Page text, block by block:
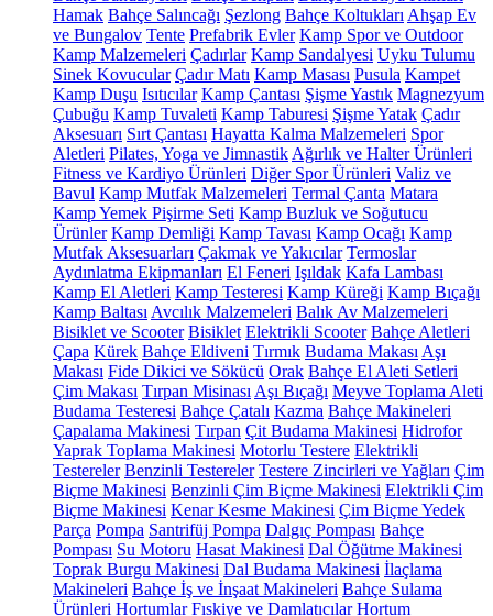
Hamak Bahçe Salıncağı Şezlong Bahçe Koltukları Ahşap Ev
ve Bungalov Tente Prefabrik Evler Kamp Spor ve Outdoor
Kamp Malzemeleri Çadırlar Kamp Sandalyesi Uyku Tulumu
Sinek Kovucular Çadır Matı Kamp Masası Pusula Kampet
Kamp Duşu Isıtıcılar Kamp Çantası Şişme Yastık Magnezyum
Çubuğu Kamp Tuvaleti Kamp Taburesi Şişme Yatak Çadır
Aksesuarı Sırt Çantası Hayatta Kalma Malzemeleri Spor
Aletleri Pilates, Yoga ve Jimnastik Ağırlık ve Halter Ürünleri
Fitness ve Kardiyo Ürünleri Diğer Spor Ürünleri Valiz ve
Bavul Kamp Mutfak Malzemeleri Termal Çanta Matara
Kamp Yemek Pişirme Seti Kamp Buzluk ve Soğutucu
Ürünler Kamp Demliği Kamp Tavası Kamp Ocağı Kamp
Mutfak Aksesuarları Çakmak ve Yakıcılar Termoslar
Aydınlatma Ekipmanları El Feneri Işıldak Kafa Lambası
Kamp El Aletleri Kamp Testeresi Kamp Küreği Kamp Bıçağı
Kamp Baltası Avcılık Malzemeleri Balık Av Malzemeleri
Bisiklet ve Scooter Bisiklet Elektrikli Scooter Bahçe Aletleri
Çapa Kürek Bahçe Eldiveni Tırmık Budama Makası Aşı
Makası Fide Dikici ve Sökücü Orak Bahçe El Aleti Setleri
Çim Makası Tırpan Misinası Aşı Bıçağı Meyve Toplama Aleti
Budama Testeresi Bahçe Çatalı Kazma Bahçe Makineleri
Çapalama Makinesi Tırpan Çit Budama Makinesi Hidrofor
Yaprak Toplama Makinesi Motorlu Testere Elektrikli
Testereler Benzinli Testereler Testere Zincirleri ve Yağları Çim
Biçme Makinesi Benzinli Çim Biçme Makinesi Elektrikli Çim
Biçme Makinesi Kenar Kesme Makinesi Çim Biçme Yedek
Parça Pompa Santrifüj Pompa Dalgıç Pompası Bahçe
Pompası Su Motoru Hasat Makinesi Dal Öğütme Makinesi
Toprak Burgu Makinesi Dal Budama Makinesi İlaçlama
Makineleri Bahçe İş ve İnşaat Makineleri Bahçe Sulama
Ürünleri Hortumlar Fıskiye ve Damlatıcılar Hortum